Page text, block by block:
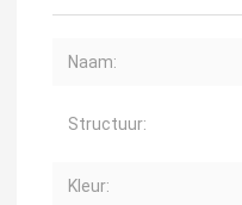
Naam:
Structuur:
Kleur: